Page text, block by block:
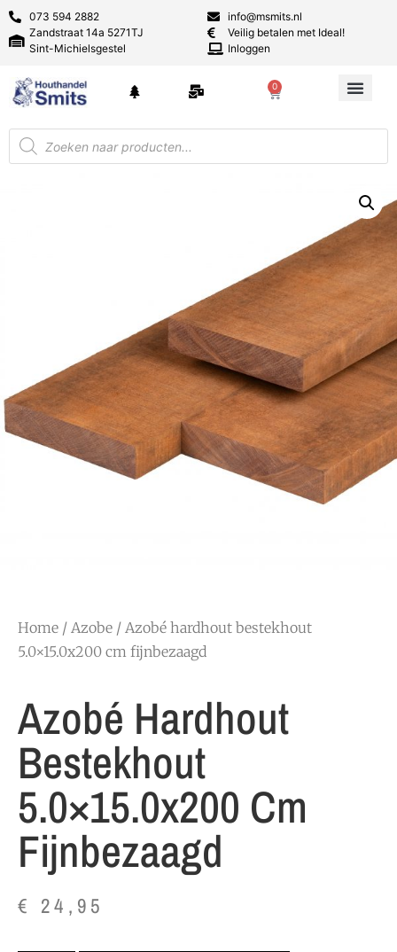
073 594 2882
Zandstraat 14a 5271TJ
Sint-Michielsgestel
info@msmits.nl
Veilig betalen met Ideal!
Inloggen
0
Home / Azobe / Azobé hardhout bestekhout
5.0×15.0x200 cm fijnbezaagd
Azobé Hardhout
Bestekhout
5.0×15.0x200 Cm
Fijnbezaagd
€ 24,95